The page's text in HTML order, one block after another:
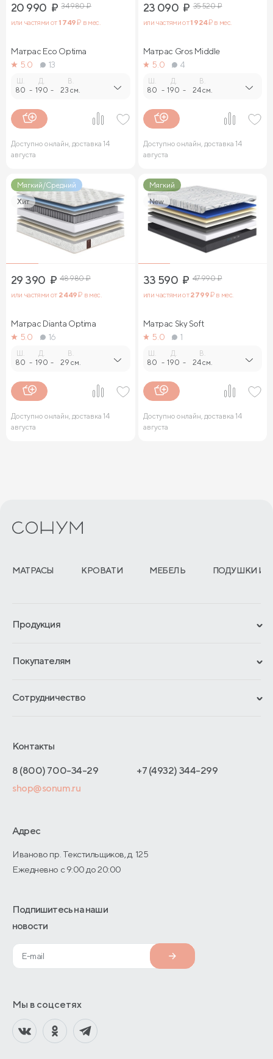
20 990 ₽ 34 980₽
или частями от1 749₽ в мес.
Матрас Eco Optima
5.0
13
Ш.
80 -
Д.
190 -
В.
23 см.
Доступно онлайн, доставка 14
августа
23 090 ₽ 35 520₽
или частями от1 924₽ в мес.
Матрас Gros Middle
5.0
4
Ш.
80 -
Д.
190 -
В.
24 см.
Доступно онлайн, доставка 14
августа
Мягкий/Средний
Хит
29 390 ₽ 48 980₽
или частями от 2 449₽ в мес.
Матрас Dianta Optima
5.0
16
Ш.
80 -
Д.
190 -
В.
29 см.
Доступно онлайн, доставка 14
августа
Мягкий
New
33 590 ₽ 47 990₽
или частями от2 799₽ в мес.
Матрас Sky Soft
5.0
1
Ш.
80 -
Д.
190 -
В.
24 см.
Доступно онлайн, доставка 14
августа
МАТРАСЫ КРОВАТИ МЕБЕЛЬ ПОДУШКИ И
Продукция
Гарантии
Отзывы покупателей
Покупателям
Обмен и возврат
Как оформить заказ
Адреса магазинов
Договор-оферты
Сотрудничество
Отельерам
Оптовые продажи
О производстве
Контакты
8 (800) 700-34-29
+7 (4932) 344-299
shop@sonum.ru
Адрес
Иваново пр. Текстильщиков, д. 125
Ежедневно с 9:00 до 20:00
Подпишитесь на наши
новости
Мы в соцсетях